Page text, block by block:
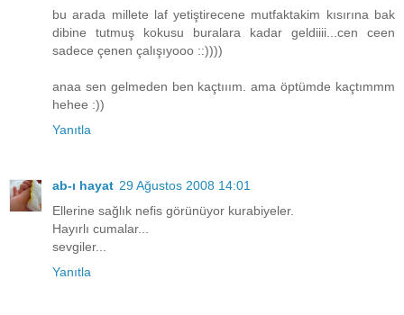
bu arada millete laf yetiştirecene mutfaktakim kısırına bak
dibine tutmuş kokusu buralara kadar geldiiii...cen ceen
sadece çenen çalışıyooo ::))))
anaa sen gelmeden ben kaçtııım. ama öptümde kaçtımmm
hehee :))
Yanıtla
ab-ı hayat 29 Ağustos 2008 14:01
Ellerine sağlık nefis görünüyor kurabiyeler.
Hayırlı cumalar...
sevgiler...
Yanıtla